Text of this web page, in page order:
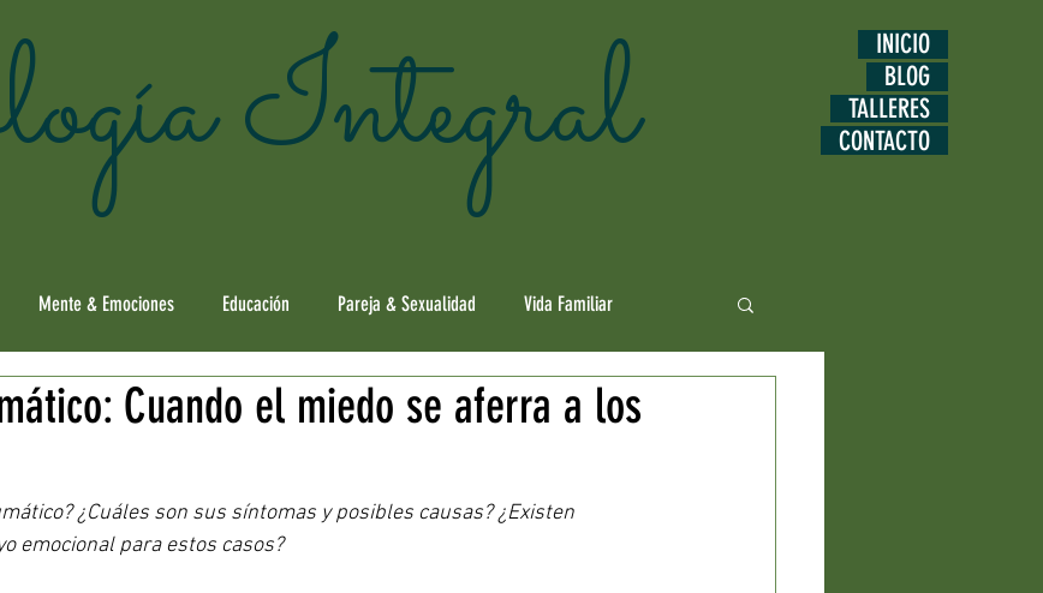
Integral
INICIO
BLOG
TALLERES
CONTACTO
Mente & Emociones Educación Pareja & Sexualidad Vida Familiar
Adultez Mayor Mundo & Sociedad Mente Laboral Motivación & Bienestar
Cuando el miedo se aferra a los
¿Cuáles son sus síntomas y posibles causas? ¿Existen
emocional para estos casos?